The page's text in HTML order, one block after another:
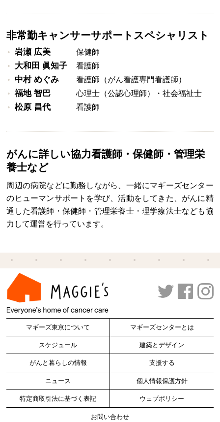
非常勤キャンサーサポートスペシャリスト
● 岩瀬 広美 保健師
● 大和田 眞知子 看護師
● 中村 めぐみ 看護師（がん看護専門看護師）
● 福地 智巴 心理士（公認心理師）・社会福祉士
● 松原 昌代 看護師
がんに詳しい協力看護師・保健師・管理栄
養士など
周辺の病院などに勤務しながら、一緒にマギーズセンター
のヒューマンサポートを学び、活動をしてきた、がんに精
通した看護師・保健師・管理栄養士・理学療法士なども協
力して運営を行っています。
マギーズ東京について マギーズセンターとは
スケジュール 建築とデザイン
がんと暮らしの情報 支援する
ニュース 個人情報保護方針
特定商取引法に基づく表記 ウェブポリシー
お問い合わせ